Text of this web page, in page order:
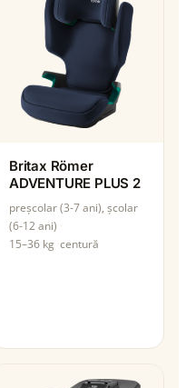
Britax Römer
ADVENTURE PLUS 2
preșcolar (3-7 ani), școlar
(6-12 ani)
15–36 kg centură